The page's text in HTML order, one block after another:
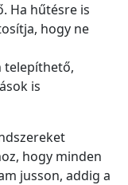
Ha hűtésre is
hogy ne
telepíthető,
is
hogy minden
jusson, addig a